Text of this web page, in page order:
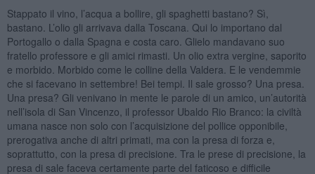
Stappato il vino, l’acqua a bollire, gli spaghetti bastano? Sì,
bastano. L’olio gli arrivava dalla Toscana. Qui lo importano dal
Portogallo o dalla Spagna e costa caro. Glielo mandavano suo
fratello professore e gli amici rimasti. Un olio extra vergine, saporito
e morbido. Morbido come le colline della Valdera. E le vendemmie
che si facevano in settembre! Bei tempi. Il sale grosso? Una presa.
Una presa? Gli venivano in mente le parole di un amico, un’autorità
nell’isola di San Vincenzo, il professor Ubaldo Rio Branco: la civiltà
umana nasce non solo con l’acquisizione del pollice opponibile,
prerogativa anche di altri primati, ma con la presa di forza e,
soprattutto, con la presa di precisione. Tra le prese di precisione, la
presa di sale faceva certamente parte del faticoso e difficile